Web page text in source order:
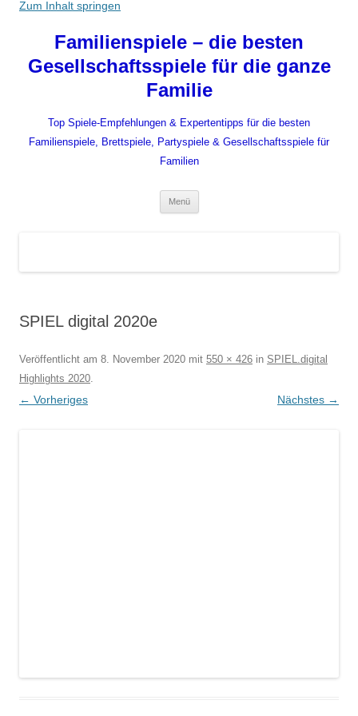
Zum Inhalt springen
Familienspiele – die besten
Gesellschaftsspiele für die ganze
Familie
Top Spiele-Empfehlungen & Expertentipps für die besten
Familienspiele, Brettspiele, Partyspiele & Gesellschaftsspiele für
Familien
Menü
SPIEL digital 2020e
Veröffentlicht am 8. November 2020 mit 550 × 426 in SPIEL.digital
Highlights 2020.
← Vorheriges Nächstes →